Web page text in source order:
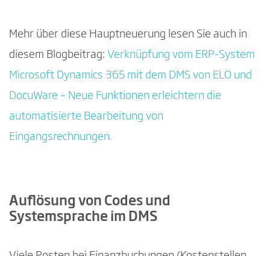
Mehr über diese Hauptneuerung lesen Sie auch in
diesem Blogbeitrag: Verknüpfung vom ERP-System
Microsoft Dynamics 365 mit dem DMS von ELO und
DocuWare – Neue Funktionen erleichtern die
automatisierte Bearbeitung von
Eingangsrechnungen.
Auflösung von Codes und
Systemsprache im DMS